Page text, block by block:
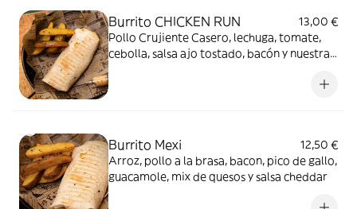
Burrito CHICKEN RUN
13,00 €
Pollo Crujiente Casero, lechuga, tomate,
cebolla, salsa ajo tostado, bacón y nuestra
Burrito Mexi
12,50 €
Arroz, pollo a la brasa, bacon, pico de gallo,
guacamole, mix de quesos y salsa cheddar